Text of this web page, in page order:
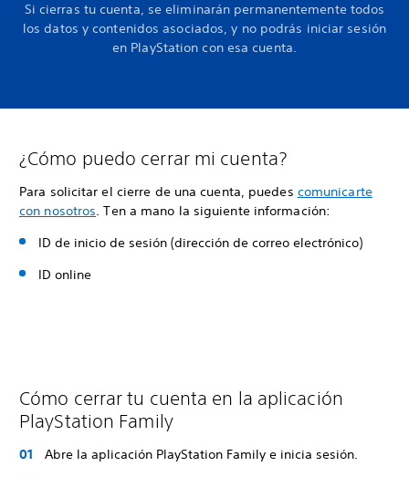
Si cierras tu cuenta, se eliminarán permanentemente todos
los datos y contenidos asociados, y no podrás iniciar sesión
en PlayStation con esa cuenta.
¿Cómo puedo cerrar mi cuenta?
Para solicitar el cierre de una cuenta, puedes comunicarte
con nosotros. Ten a mano la siguiente información:
ID de inicio de sesión (dirección de correo electrónico)
ID online
Cómo cerrar tu cuenta en la aplicación
PlayStation Family
Abre la aplicación PlayStation Family e inicia sesión.